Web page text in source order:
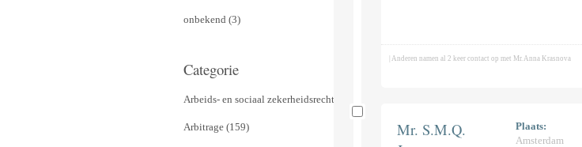
onbekend (3)
Categorie
Arbeids- en sociaal zekerheidsrecht (2001)
Arbitrage (159)
| Anderen namen al 2 keer contact op met Mr. Anna Krasnova
Mr. S.M.Q.
Plaats:
Amsterdam